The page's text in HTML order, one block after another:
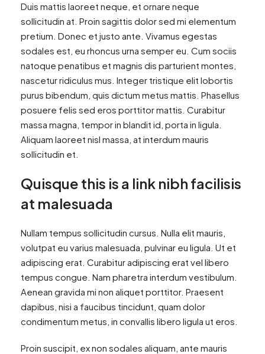
Duis mattis laoreet neque, et ornare neque
sollicitudin at. Proin sagittis dolor sed mi elementum
pretium. Donec et justo ante. Vivamus egestas
sodales est, eu rhoncus urna semper eu. Cum sociis
natoque penatibus et magnis dis parturient montes,
nascetur ridiculus mus. Integer tristique elit lobortis
purus bibendum, quis dictum metus mattis. Phasellus
posuere felis sed eros porttitor mattis. Curabitur
massa magna, tempor in blandit id, porta in ligula.
Aliquam laoreet nisl massa, at interdum mauris
sollicitudin et.
Quisque this is a link nibh facilisis
at malesuada
Nullam tempus sollicitudin cursus. Nulla elit mauris,
volutpat eu varius malesuada, pulvinar eu ligula. Ut et
adipiscing erat. Curabitur adipiscing erat vel libero
tempus congue. Nam pharetra interdum vestibulum.
Aenean gravida mi non aliquet porttitor. Praesent
dapibus, nisi a faucibus tincidunt, quam dolor
condimentum metus, in convallis libero ligula ut eros.
Proin suscipit, ex non sodales aliquam, ante mauris